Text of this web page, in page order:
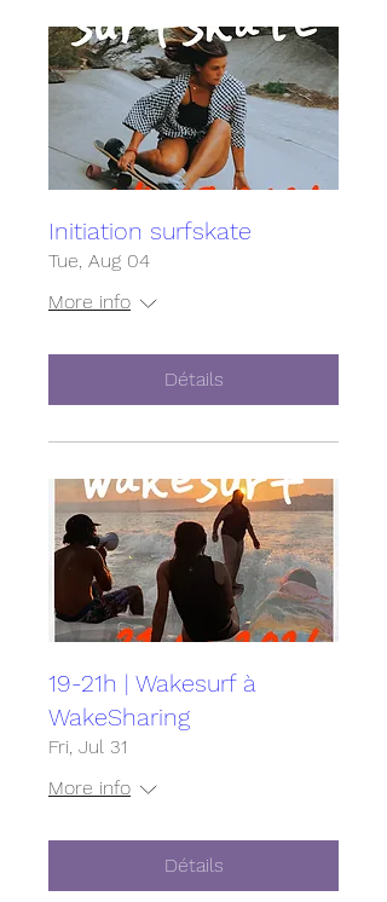
Initiation surfskate
Tue, Aug 04
More info
Détails
19-21h | Wakesurf à
WakeSharing
Fri, Jul 31
More info
Détails